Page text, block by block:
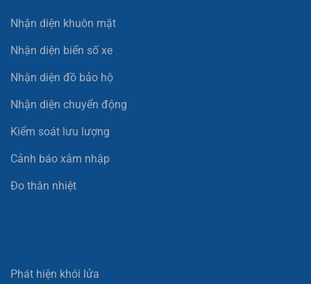
Nhận diện khuôn mặt
Nhận diện biển số xe
Nhận diện đồ bảo hộ
Nhận diện chuyển động
Kiểm soát lưu lượng
Cảnh báo xâm nhập
Đo thân nhiệt
Phát hiện khói lửa